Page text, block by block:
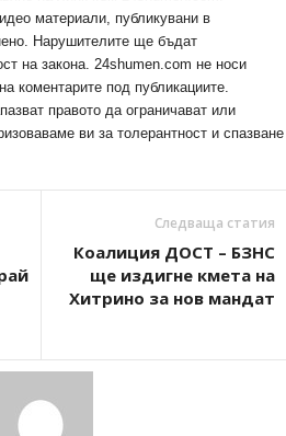
материали, публикувани в
Нарушителите ще бъдат
на закона. 24shumen.com не носи
коментарите под публикациите.
правото да ограничават или
ви за толерантност и спазване
Следваща статия
Коалиция ДОСТ – БЗНС
ще издигне кмета на
Хитрино за нов мандат